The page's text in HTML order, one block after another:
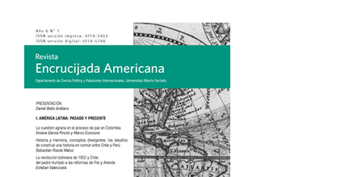
Barra
lateral
del
artículo